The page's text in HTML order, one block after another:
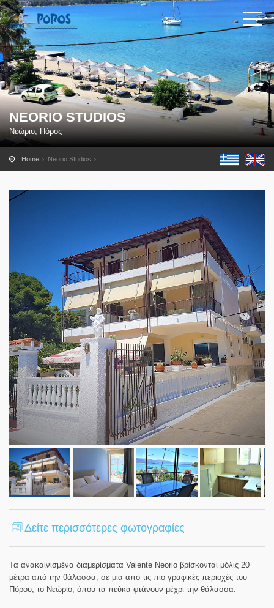
NEORIO STUDIOS
Νεώριο, Πόρος
Home Neorio Studios
Δείτε περισσότερες φωτογραφίες
Τα ανακαινισμένα διαμερίσματα Valente Neorio βρίσκονται μόλις 20
μέτρα από την θάλασσα, σε μια από τις πιο γραφικές περιοχές του
Πόρου, το Νεώριο, όπου τα πεύκα φτάνουν μέχρι την θάλασσα.